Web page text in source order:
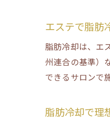
エステで脂肪
脂肪冷却は、エ
州連合の基準）
できるサロンで
脂肪冷却で理